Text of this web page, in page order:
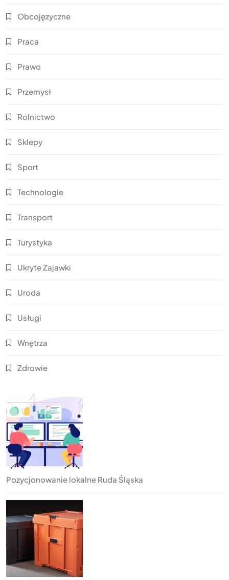
Obcojęzyczne
Praca
Prawo
Przemysł
Rolnictwo
Sklepy
Sport
Technologie
Transport
Turystyka
Ukryte Zajawki
Uroda
Usługi
Wnętrza
Zdrowie
Pozycjonowanie lokalne Ruda Śląska